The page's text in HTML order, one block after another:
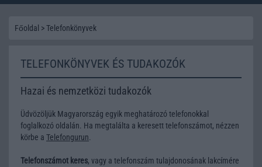
Főoldal >Telefonkönyvek
TELEFONKÖNYVEK ÉS TUDAKOZÓK
Hazai és nemzetközi tudakozók
Üdvözöljük Magyarország egyik meghatározó telefonokkal
foglalkozó oldalán. Ha megtalálta a keresett telefonszámot, nézzen
körbe a Telefongurun
Telefonszámot keres, vagy a telefonszám tulajdonosának lakcímére